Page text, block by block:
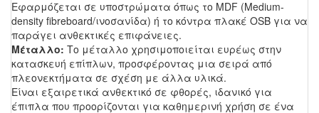
Εφαρμόζεται σε υποστρώματα όπως το MDF (Medium-
density fibreboard/ινοσανίδα) ή το κόντρα πλακέ OSB για να
παράγει ανθεκτικές επιφάνειες.
Μέταλλο: Το μέταλλο χρησιμοποιείται ευρέως στην
κατασκευή επίπλων, προσφέροντας μια σειρά από
πλεονεκτήματα σε σχέση με άλλα υλικά.
Είναι εξαιρετικά ανθεκτικό σε φθορές, ιδανικό για
έπιπλα που προορίζονται για καθημερινή χρήση σε ένα